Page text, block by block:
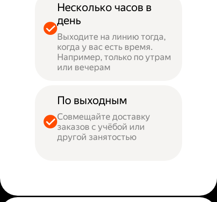
Несколько часов в
день
Выходите на линию тогда,
когда у вас есть время.
Например, только по утрам
или вечерам
По выходным
Совмещайте доставку
заказов с учёбой или
другой занятостью